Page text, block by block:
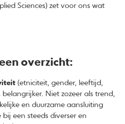
Sciences) zet voor ons wat
overzicht:
(etniciteit, gender, leeftijd,
Niet zozeer als trend,
en duurzame aansluiting
een steeds diverser en